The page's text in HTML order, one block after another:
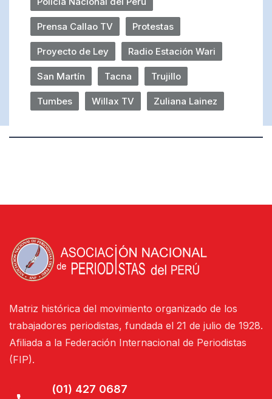
Prensa Callao TV Protestas
Proyecto de Ley Radio Estación Wari
San Martín Tacna Trujillo
Tumbes Willax TV Zuliana Lainez
Matriz histórica del movimiento organizado de los
trabajadores periodistas, fundada el 21 de julio de 1928.
Afiliada a la Federación Internacional de Periodistas
(FIP).
(01) 427 0687